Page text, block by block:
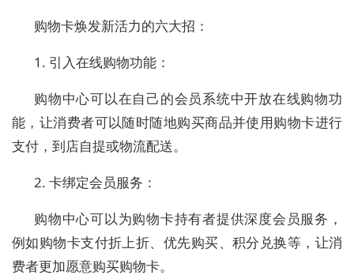
购物卡焕发新活力的六大招：
1. 引入在线购物功能：
购物中心可以在自己的会员系统中开放在线购物功
能，让消费者可以随时随地购买商品并使用购物卡进行
支付，到店自提或物流配送。
2. 卡绑定会员服务：
购物中心可以为购物卡持有者提供深度会员服务，
例如购物卡支付折上折、优先购买、积分兑换等，让消
费者更加愿意购买购物卡。